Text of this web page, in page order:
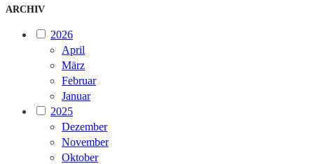
ARCHIV
2026
April
März
Februar
Januar
2025
Dezember
November
Oktober